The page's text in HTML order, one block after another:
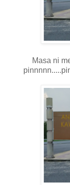
Masa ni